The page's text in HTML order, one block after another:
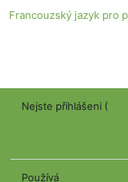
Francouzský jazyk pro
Nejste přihlášeni (
Používá